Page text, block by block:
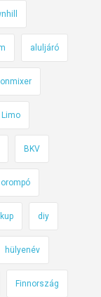
aluljáró
Limo
BKV
diy
hülyenév
Finnország